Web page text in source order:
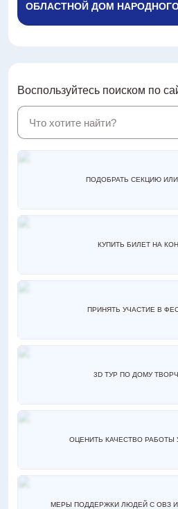
+7 (863) 251-
ОБЛАСТНОЙ ДОМ
Воспользуйтесь поиском по
ПОДОБРАТЬ СЕКЦИЮ
КУПИТЬ БИЛЕТ НА
ПРИНЯТЬ УЧАСТИЕ В
3D ТУР ПО ДОМУ
ОЦЕНИТЬ КАЧЕСТВО РАБОТЫ
МЕРЫ ПОДДЕРЖКИ ЛЮДЕЙ С ОВЗ